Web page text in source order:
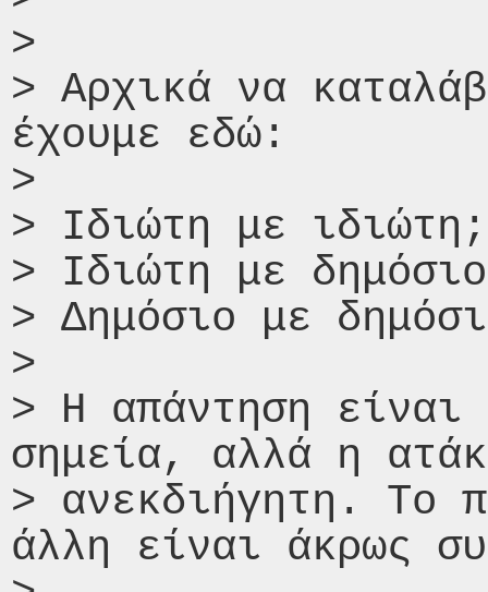
>
> Αρχικά να
έχουμε εδώ:
>
> Ιδιώτη με ιδιώτη;
> Ιδιώτη με
> Δημόσιο με
>
> Η απάντηση είναι
σημεία, αλλά η
> ανεκδιήγητη. Το
άλλη είναι άκρως